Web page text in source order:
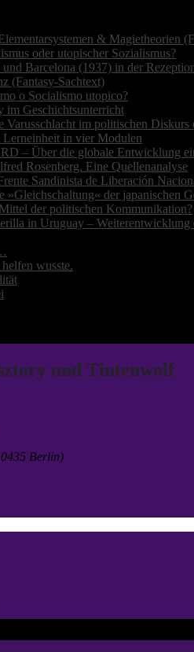
& Magietheorien
oder utopischer Sozialismus?
Barcelona (1937) in der
(Fantasy-Sachtext)
o Socialismo utopico?
im Geschichtsunterricht
im politischen Diskurs
in vier Modulen
– Über die globale Entwicklung
Rosenberg. Eine Quellenanalyse
Sandinista de Liberación
»Gleichschaltung« der japanischen
der politischen Kommunikation?
in Uruguay –
wusste.
und Tintenwolf
Berlin)